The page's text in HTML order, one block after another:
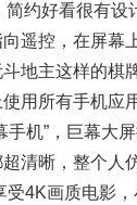
好看很有设
遥控，在屏幕
地主这样的棋
用所有手机应
机”，巨幕大
清晰，整个人
4K画质电影